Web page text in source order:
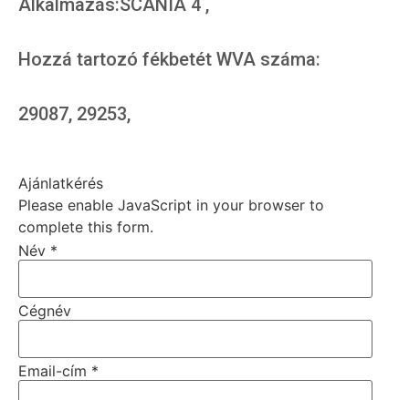
Alkalmazás:SCANIA 4 ,
Hozzá tartozó fékbetét WVA száma:
29087, 29253,
Ajánlatkérés
Please enable JavaScript in your browser to
complete this form.
Név *
Cégnév
Email-cím *